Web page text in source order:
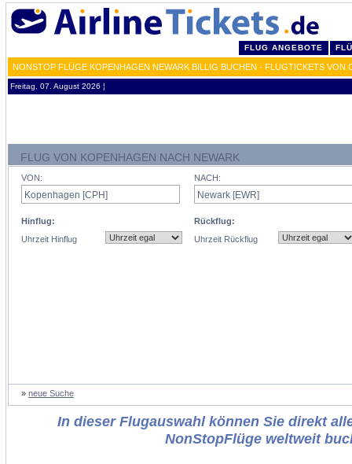
FLUG ANGEBOTE
NONSTOP FLÜGE KOPENHAGEN NEWARK BILLIG BUCHEN - FLUGTICKETS VON
Freitag, 07. August 2026 ¦
FLUG VON KOPENHAGEN NACH NEWARK
VON:
Hinflug:
Uhrzeit Hinflug
NACH:
Rückflug:
Uhrzeit Rückflug
» neue Suche
In dieser Flugauswahl können Sie direkt
NonStopFlüge weltweit